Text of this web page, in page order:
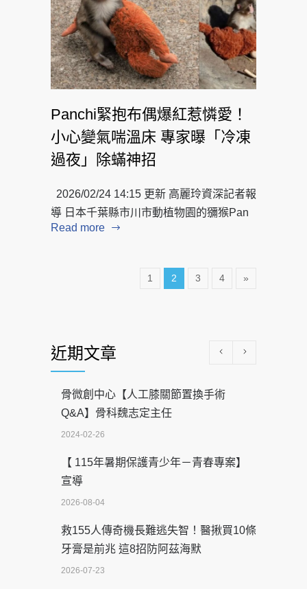
Panchi緊抱布偶爆紅惹憐愛！
小心變氣喘溫床 專家曝「冷凍
過夜」除蟎神招
2026/02/24 14:15 更新 高麗玲資深記者報
導 日本千葉縣市川市動植物園的獼猴Pan
Read more
1 2 3 4 »
近期文章
骨微創中心【人工膝關節置換手術
Q&A】骨科魏志定主任
2024-02-26
【 115年暑期保護青少年－青春專案】
宣導
2026-08-04
救155人傳奇機長難逃失智！醫揪買10條
牙膏是前兆 這8招防阿茲海默
2026-07-23